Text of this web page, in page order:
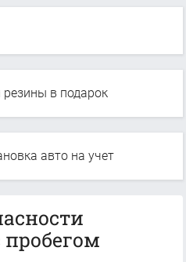
в подарок
авто на учет
пробегом